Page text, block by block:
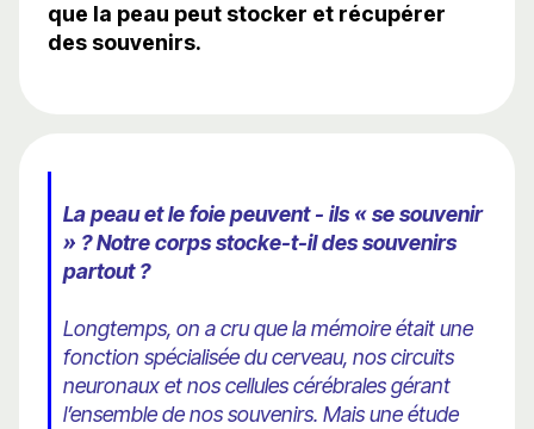
que la peau peut stocker et récupérer
des souvenirs.
La peau et le foie peuvent - ils « se souvenir
» ? Notre corps stocke-t-il des souvenirs
partout ?
Longtemps, on a cru que la mémoire était une
fonction spécialisée du cerveau, nos circuits
neuronaux et nos cellules cérébrales gérant
l’ensemble de nos souvenirs. Mais une étude